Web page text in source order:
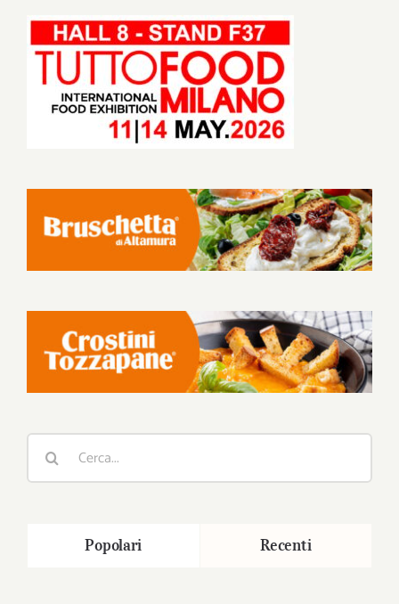
Cerca
Popolari Recenti